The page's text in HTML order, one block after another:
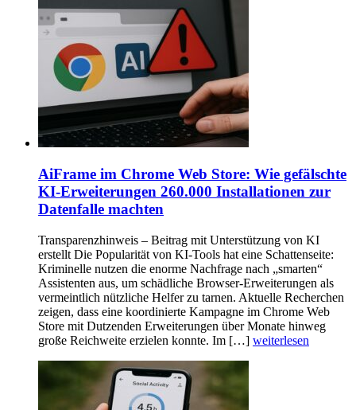
AiFrame im Chrome Web Store: Wie gefälschte
KI-Erweiterungen 260.000 Installationen zur
Datenfalle machten
Transparenzhinweis – Beitrag mit Unterstützung von KI
erstellt Die Popularität von KI-Tools hat eine Schattenseite:
Kriminelle nutzen die enorme Nachfrage nach „smarten“
Assistenten aus, um schädliche Browser-Erweiterungen als
vermeintlich nützliche Helfer zu tarnen. Aktuelle Recherchen
zeigen, dass eine koordinierte Kampagne im Chrome Web
Store mit Dutzenden Erweiterungen über Monate hinweg
große Reichweite erzielen konnte. Im […] weiterlesen